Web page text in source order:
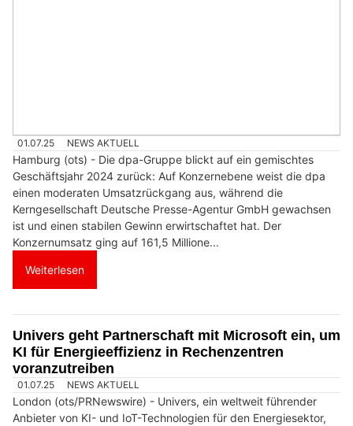
01.07.25 NEWS AKTUELL
Hamburg (ots) - Die dpa-Gruppe blickt auf ein gemischtes
Geschäftsjahr 2024 zurück: Auf Konzernebene weist die dpa
einen moderaten Umsatzrückgang aus, während die
Kerngesellschaft Deutsche Presse-Agentur GmbH gewachsen
ist und einen stabilen Gewinn erwirtschaftet hat. Der
Konzernumsatz ging auf 161,5 Millione...
Weiterlesen
Univers geht Partnerschaft mit Microsoft ein, um
KI für Energieeffizienz in Rechenzentren
voranzutreiben
01.07.25 NEWS AKTUELL
London (ots/PRNewswire) - Univers, ein weltweit führender
Anbieter von KI- und IoT-Technologien für den Energiesektor,